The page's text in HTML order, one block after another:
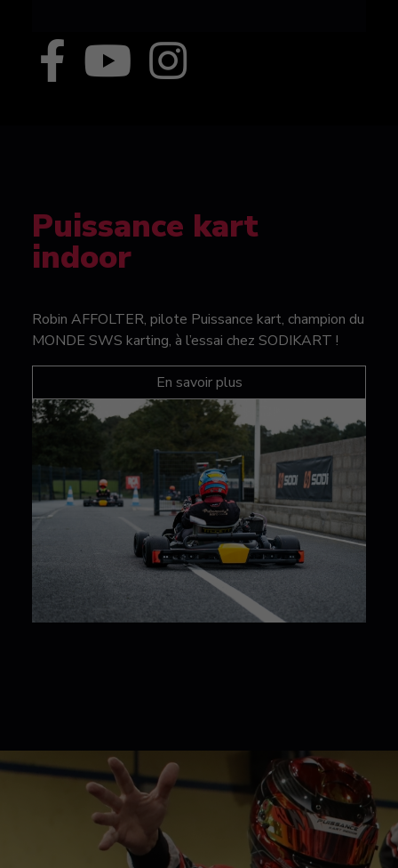
Puissance kart
indoor
Robin AFFOLTER, pilote Puissance kart, champion du
MONDE SWS karting, à l’essai chez SODIKART !
En savoir plus